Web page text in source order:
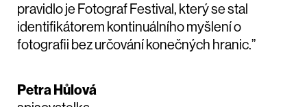
pravidlo je Fotograf Festival, který se stal
identifikátorem kontinuálního myšlení o
fotografii bez určování konečných hranic.”
Petra Hůlová